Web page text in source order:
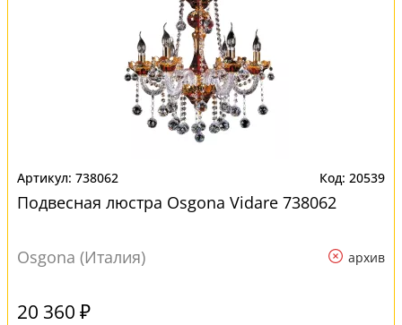
738062 20539
Подвесная люстра Osgona Vidare 738062
Osgona (Италия) архив
20 360 ₽